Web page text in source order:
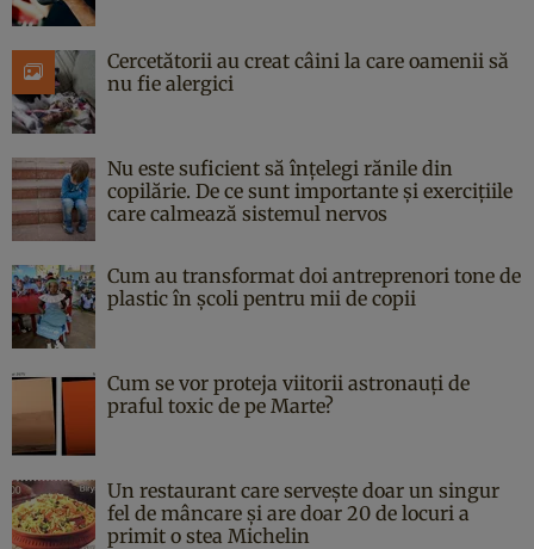
Cercetătorii au creat câini la care oamenii să
nu fie alergici
Nu este suficient să înțelegi rănile din
copilărie. De ce sunt importante și exercițiile
care calmează sistemul nervos
Cum au transformat doi antreprenori tone de
plastic în școli pentru mii de copii
Cum se vor proteja viitorii astronauți de
praful toxic de pe Marte?
Un restaurant care servește doar un singur
fel de mâncare și are doar 20 de locuri a
primit o stea Michelin